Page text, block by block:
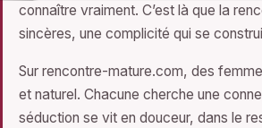
connaître vraiment. C’est là que la
sincères, une complicité qui se
Sur rencontre-mature.com, des
et naturel. Chacune cherche une
séduction se vit en douceur, dans le